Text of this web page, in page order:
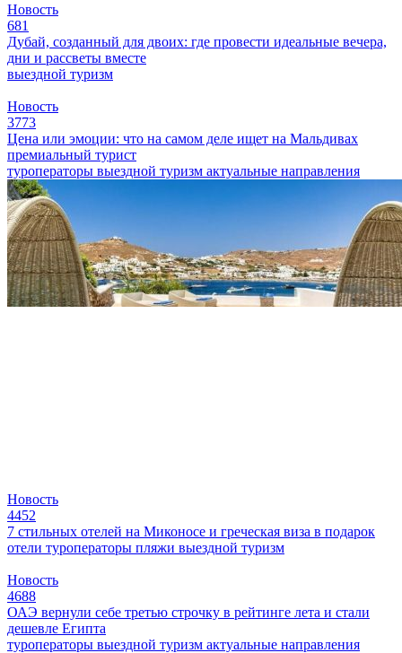
Новость
681
Дубай, созданный для двоих: где провести идеальные вечера,
дни и рассветы вместе
выездной туризм
Новость
3773
Цена или эмоции: что на самом деле ищет на Мальдивах
премиальный турист
туроператоры выездной туризм актуальные направления
Новость
4452
7 стильных отелей на Миконосе и греческая виза в подарок
отели туроператоры пляжи выездной туризм
Новость
4688
ОАЭ вернули себе третью строчку в рейтинге лета и стали
дешевле Египта
туроператоры выездной туризм актуальные направления